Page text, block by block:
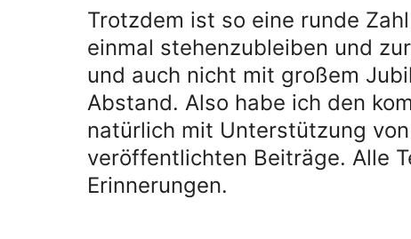
Trotzdem ist so eine runde
einmal stehenzubleiben und
und auch nicht mit großem
Abstand. Also habe ich den
natürlich mit Unterstützung
veröffentlichten Beiträge. Alle
Erinnerungen.